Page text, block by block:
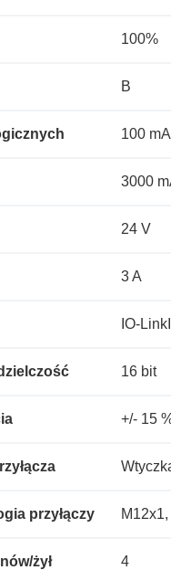
100%
B
100 mA
3000
24 V
3 A
IO-
16 bit
+/- 15
przyłączy
żył 4